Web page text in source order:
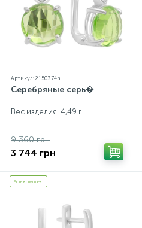
Артикул: 2150374n
Серебряные серь�
Вес изделия: 4,49 г.
9 360 грн
3 744 грн
Есть комплект